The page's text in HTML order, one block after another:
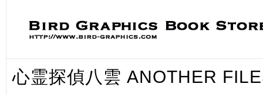
心霊探偵八雲 ANOTHER